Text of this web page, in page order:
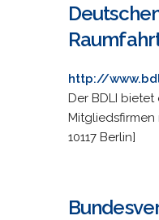
http://
Der BDLI bietet
Mitgliedsfirmen
10117 Berlin]